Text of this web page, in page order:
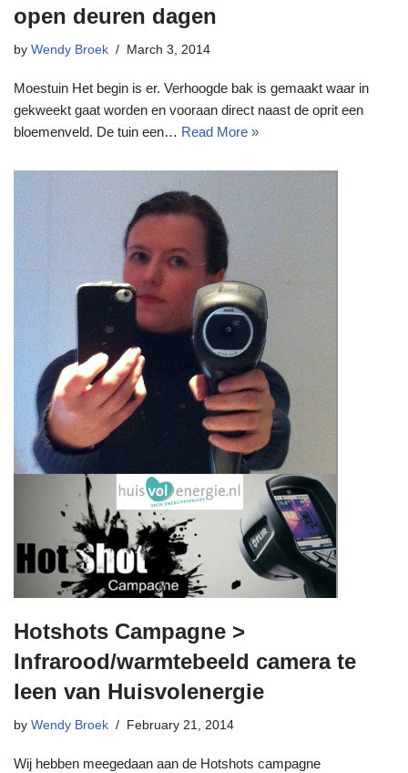
open deuren dagen
by Wendy Broek March 3, 2014
Moestuin Het begin is er. Verhoogde bak is gemaakt waar in
gekweekt gaat worden en vooraan direct naast de oprit een
bloemenveld. De tuin een… Read More »
Hotshots Campagne >
Infrarood/warmtebeeld camera te
leen van Huisvolenergie
by Wendy Broek February 21, 2014
Wij hebben meegedaan aan de Hotshots campagne